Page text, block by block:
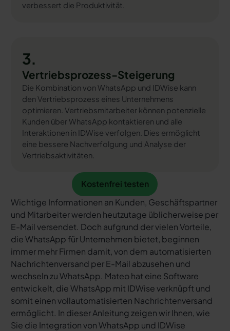
verbessert die Produktivität.
3.
Vertriebsprozess-Steigerung
Die Kombination von WhatsApp und IDWise kann
den Vertriebsprozess eines Unternehmens
optimieren. Vertriebsmitarbeiter können potenzielle
Kunden über WhatsApp kontaktieren und alle
Interaktionen in IDWise verfolgen. Dies ermöglicht
eine bessere Nachverfolgung und Analyse der
Vertriebsaktivitäten.
Kostenfrei testen
Kostenfrei testen
Wichtige Informationen an Kunden, Geschäftspartner
und Mitarbeiter werden heutzutage üblicherweise per
E-Mail versendet. Doch aufgrund der vielen Vorteile,
die WhatsApp für Unternehmen bietet, beginnen
immer mehr Firmen damit, von dem automatisierten
Nachrichtenversand per E-Mail abzusehen und
wechseln zu WhatsApp. Mateo hat eine Software
entwickelt, die WhatsApp mit IDWise verknüpft und
somit einen vollautomatisierten Nachrichtenversand
ermöglicht. In dieser Anleitung zeigen wir Ihnen, wie
Sie die Integration von WhatsApp und IDWise